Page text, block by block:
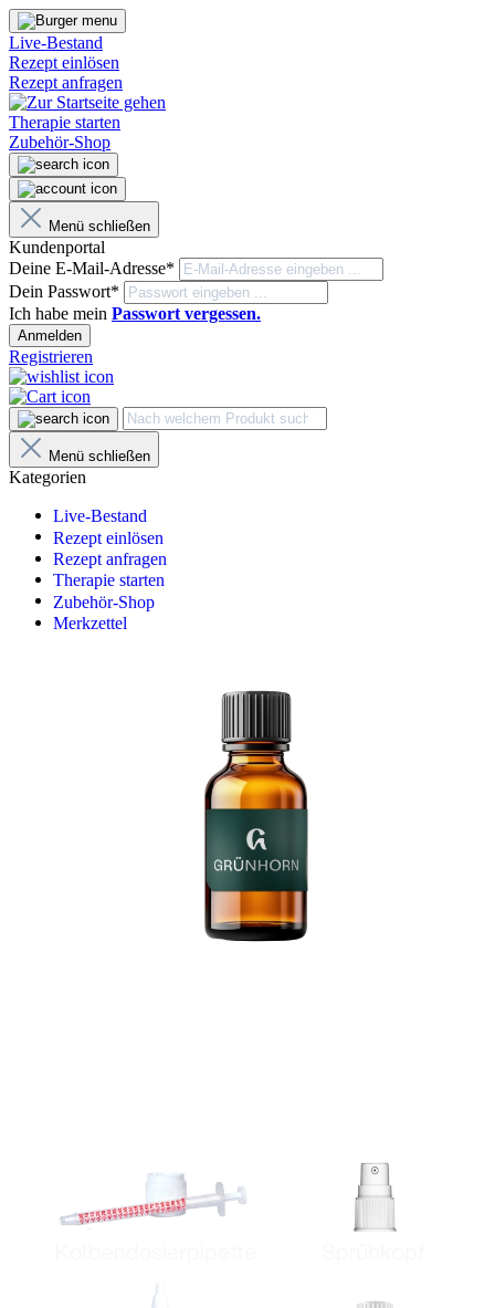
Live-Bestand
Rezept einlösen
Rezept anfragen
Therapie starten
Zubehör-Shop
Menü schließen
Kundenportal
Deine E-Mail-Adresse*
Dein Passwort*
Ich habe mein Passwort vergessen.
Anmelden
Registrieren
Menü schließen
Kategorien
Live-Bestand
Rezept einlösen
Rezept anfragen
Therapie starten
Zubehör-Shop
Merkzettel